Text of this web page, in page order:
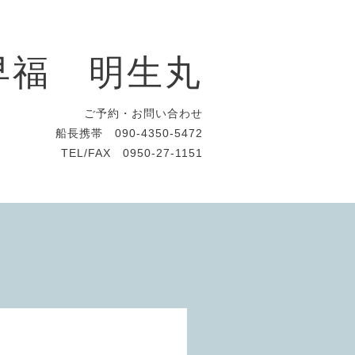
福 明生丸
ご予約・お問い合わせ
船長携帯 090-4350-5472
TEL/FAX 0950-27-1151